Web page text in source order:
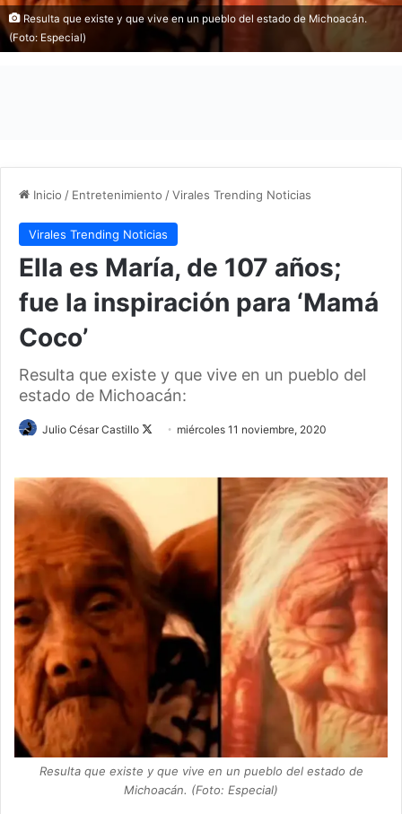
Resulta que existe y que vive en un pueblo del estado de Michoacán.
(Foto: Especial)
Inicio / Entretenimiento /Virales Trending Noticias
Virales Trending Noticias
Ella es María, de 107 años;
fue la inspiración para ‘Mamá
Coco’
Resulta que existe y que vive en un pueblo del
estado de Michoacán:
Julio César Castillo
o
n
miércoles 11 noviembre, 2020
Resulta que existe y que vive en un pueblo del estado de
Michoacán. (Foto: Especial)